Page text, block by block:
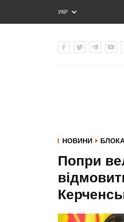
УКР
ENG
НОВИНИ
Попри